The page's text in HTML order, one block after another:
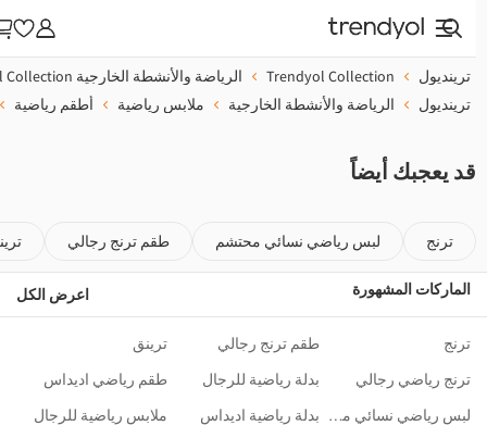
ترينديول Trendyol Collection
الرياضة والأنشطة الخارجية Trendyol Collection
ترينديول
الرياضة والأنشطة الخارجية ملابس رياضية أطقم رياضية
قد يعجبك أيضاً
ترنج لبس رياضي نسائي محتشم طقم ترنج رجالي
الماركات المشهورة اعرض الكل
ترنج طقم ترنج رجالي
ترينق
ترنج رياضي رجالي
بدلة رياضية للرجال
طقم رياضي اديداس
لبس رياضي نسائي محتشم بدلة رياضية اديداس
ملابس رياضية للرجال